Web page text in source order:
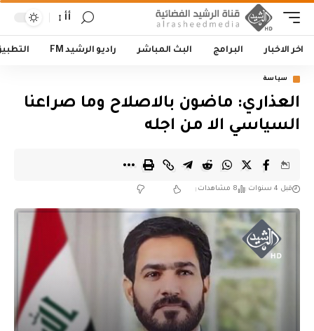
أأ
اخر الاخبار البرامج البث المباشر راديو الرشيد FM
سياسة
العذاري: ماضون بالاصلاح وما صراعنا
السياسي الا من اجله
قبل 4 سنوات 8 مشاهدات